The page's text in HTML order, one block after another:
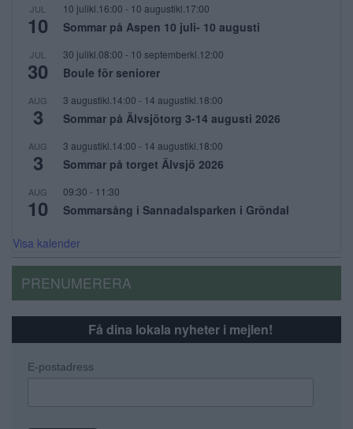
JUL
10
10 julikl.16:00 - 10 augustikl.17:00
Sommar på Aspen 10 juli- 10 augusti
JUL
30
30 julikl.08:00 - 10 septemberkl.12:00
Boule för seniorer
AUG
3
3 augustikl.14:00 - 14 augustikl.18:00
Sommar på Älvsjötorg 3-14 augusti 2026
AUG
3
3 augustikl.14:00 - 14 augustikl.18:00
Sommar på torget Älvsjö 2026
AUG
10
09:30 - 11:30
Sommarsång i Sannadalsparken i Gröndal
Visa kalender
PRENUMERERA
Få dina lokala nyheter i mejlen!
E-postadress